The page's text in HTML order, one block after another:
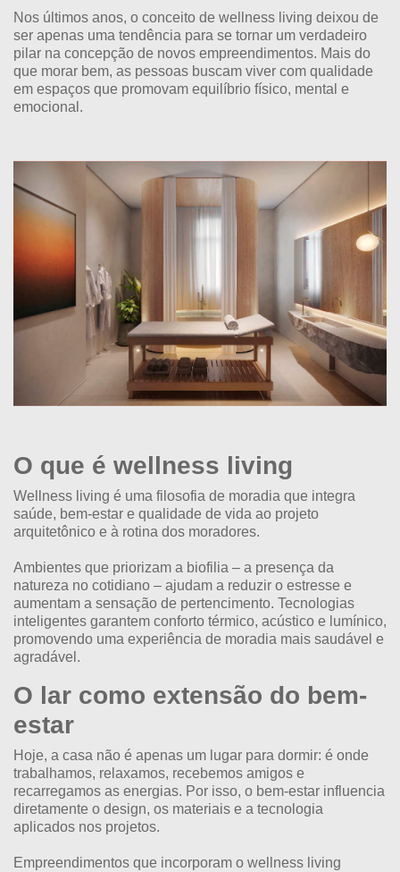
Nos últimos anos, o conceito de wellness living deixou de
ser apenas uma tendência para se tornar um verdadeiro
pilar na concepção de novos empreendimentos. Mais do
que morar bem, as pessoas buscam viver com qualidade
em espaços que promovam equilíbrio físico, mental e
emocional.
O que é wellness living
Wellness living é uma filosofia de moradia que integra
saúde, bem-estar e qualidade de vida ao projeto
arquitetônico e à rotina dos moradores.
Ambientes que priorizam a biofilia – a presença da
natureza no cotidiano – ajudam a reduzir o estresse e
aumentam a sensação de pertencimento. Tecnologias
inteligentes garantem conforto térmico, acústico e lumínico,
promovendo uma experiência de moradia mais saudável e
agradável.
O lar como extensão do bem-
estar
Hoje, a casa não é apenas um lugar para dormir: é onde
trabalhamos, relaxamos, recebemos amigos e
recarregamos as energias. Por isso, o bem-estar influencia
diretamente o design, os materiais e a tecnologia
aplicados nos projetos.
Empreendimentos que incorporam o wellness living